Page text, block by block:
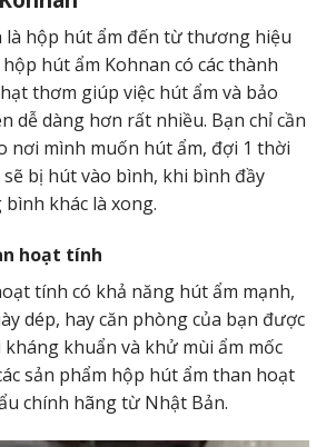
là hộp hút ẩm đến từ thương hiệu
hút ẩm Kohnan có các thành
thơm giúp việc hút ẩm và bảo
dễ dàng hơn rất nhiều. Bạn chỉ cần
nơi mình muốn hút ẩm, đợi 1 thời
bị hút vào bình, khi bình đầy
khác là xong.
hoạt tính
tính có khả năng hút ẩm mạnh,
dép, hay căn phòng của bạn được
khuẩn và khử mùi ẩm mốc
sản phẩm hộp hút ẩm than hoạt
chính hãng từ Nhật Bản.